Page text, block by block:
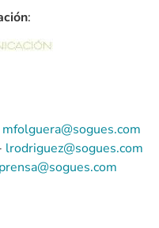
:
mfolguera@sogues.com
lrodriguez@sogues.com
prensa@sogues.com